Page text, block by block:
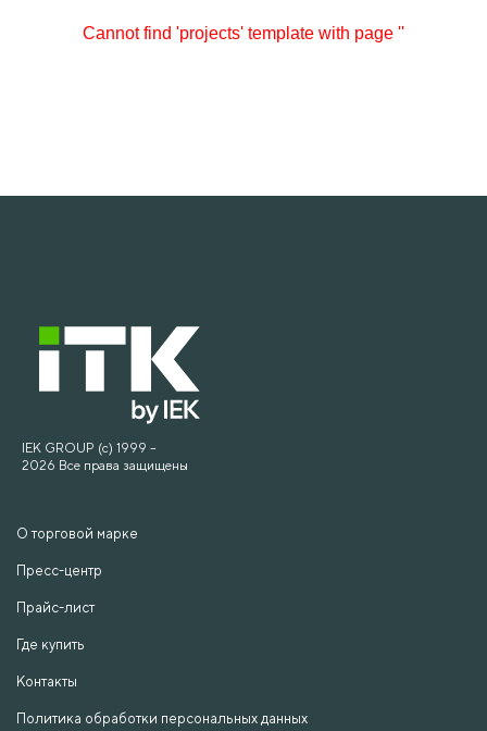
Cannot find 'projects' template with page ''
IEK GROUP (c) 1999 –
2026 Все права защищены
О торговой марке
Пресс-центр
Прайс-лист
Где купить
Контакты
Политика обработки персональных данных